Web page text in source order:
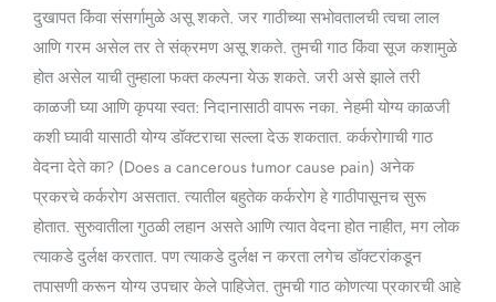
दुखापत किंवा संसर्गामुळे असू शकते. जर गाठीच्या सभोवतालची त्वचा लाल
आणि गरम असेल तर ते संक्रमण असू शकते. तुमची गाठ किंवा सूज कशामुळे
होत असेल याची तुम्हाला फक्त कल्पना येऊ शकते. जरी असे झाले तरी
काळजी घ्या आणि कृपया स्वत: निदानासाठी वापरू नका. नेहमी योग्य काळजी
कशी घ्यावी यासाठी योग्य डॉक्टराचा सल्ला देऊ शकतात. कर्करोगाची गाठ
वेदना देते का? (Does a cancerous tumor cause pain) अनेक
प्रकरचे कर्करोग असतात. त्यातील बहुतेक कर्करोग हे गाठीपासूनच सुरू
होतात. सुरुवातीला गुठळी लहान असते आणि त्यात वेदना होत नाहीत, मग लोक
त्याकडे दुर्लक्ष करतात. पण त्याकडे दुर्लक्ष न करता लगेच डॉक्टरांकडून
तपासणी करून योग्य उपचार केले पाहिजेत. तुमची गाठ कोणत्या प्रकारची आहे